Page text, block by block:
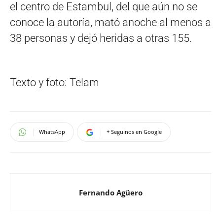
el centro de Estambul, del que aún no se
conoce la autoría, mató anoche al menos a
38 personas y dejó heridas a otras 155.
Texto y foto: Telam
WhatsApp + Seguinos en Google
Fernando Agüero